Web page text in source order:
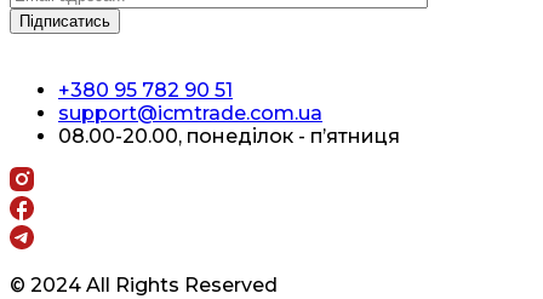
+380 95 782 90 51
support@icmtrade.com.ua
08.00-20.00, понеділок - п’ятниця
© 2024 All Rights Reserved